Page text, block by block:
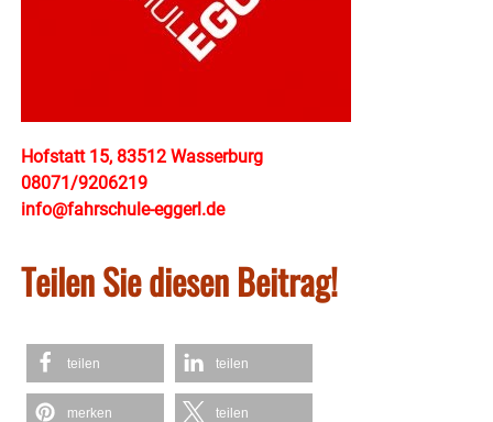
Hofstatt 15, 83512 Wasserburg
08071/9206219
info@fahrschule-eggerl.de
Teilen Sie diesen Beitrag!
teilen teilen
merken teilen